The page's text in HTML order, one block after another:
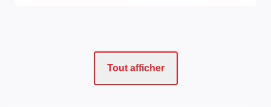
Tout afficher